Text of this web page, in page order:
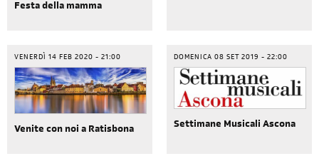
Festa della mamma
VENERDÌ 14 FEB 2020 - 21:00
Venite con noi a Ratisbona
DOMENICA 08 SET 2019 - 22:00
Settimane Musicali Ascona